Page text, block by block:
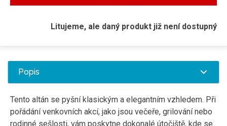
Litujeme, ale daný produkt již není dostupný
Popis
Tento altán se pyšní klasickým a elegantním vzhledem. Při
pořádání venkovních akcí, jako jsou večeře, grilování nebo
rodinné sešlosti, vám poskytne dokonalé útočiště, kde se